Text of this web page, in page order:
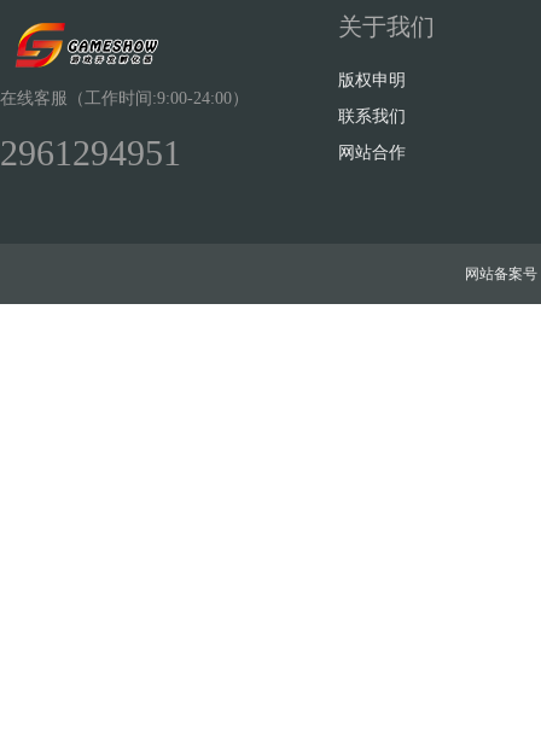
在线客服（工作时间:9:00-24:00）
2961294951
关于我们
版权申明
联系我们
网站合作
网站备案号